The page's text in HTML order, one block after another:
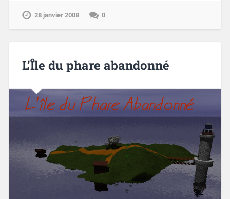
28 janvier 2008 0
L’Île du phare abandonné